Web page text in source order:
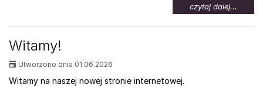
czytaj dalej...
temat:
Oferta
Witamy!
Utworzono dnia 01.06.2026
Witamy na naszej nowej stronie internetowej.